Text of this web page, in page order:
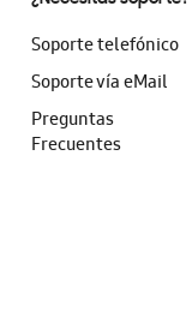
Soporte telefónico
Soporte vía eMail
Preguntas
Frecuentes